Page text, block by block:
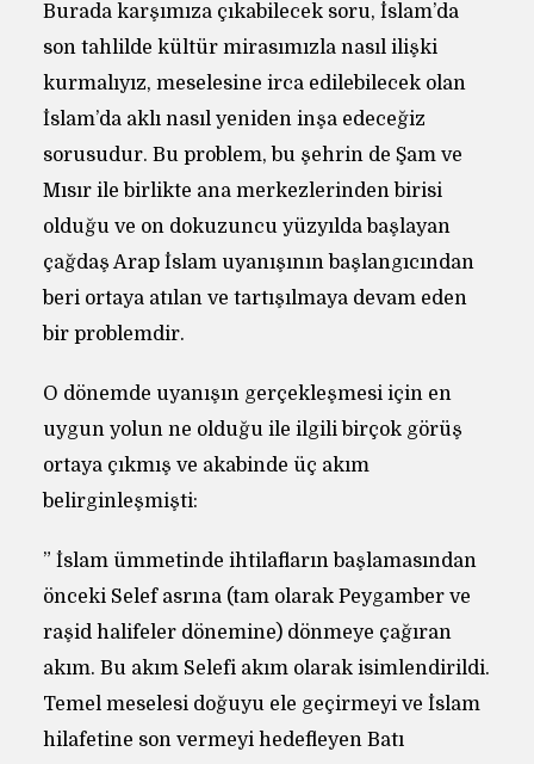
Burada karşımıza çıkabilecek soru, İslam’da
son tahlilde kültür mirasımızla nasıl ilişki
kurmalıyız, meselesine irca edilebilecek olan
İslam’da aklı nasıl yeniden inşa edeceğiz
sorusudur. Bu problem, bu şehrin de Şam ve
Mısır ile birlikte ana merkezlerinden birisi
olduğu ve on dokuzuncu yüzyılda başlayan
çağdaş Arap İslam uyanışının başlangıcından
beri ortaya atılan ve tartışılmaya devam eden
bir problemdir.
O dönemde uyanışın gerçekleşmesi için en
uygun yolun ne olduğu ile ilgili birçok görüş
ortaya çıkmış ve akabinde üç akım
belirginleşmişti:
” İslam ümmetinde ihtilafların başlamasından
önceki Selef asrına (tam olarak Peygamber ve
raşid halifeler dönemine) dönmeye çağıran
akım. Bu akım Selefi akım olarak isimlendirildi.
Temel meselesi doğuyu ele geçirmeyi ve İslam
hilafetine son vermeyi hedefleyen Batı